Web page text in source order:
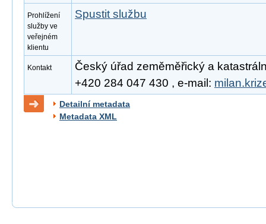
Prohlížení
služby ve
veřejném
klientu
Spustit službu
Kontakt
Český úřad zeměměřický a
+420 284 047 430 , e-mail:
Detailní metadata
Metadata XML